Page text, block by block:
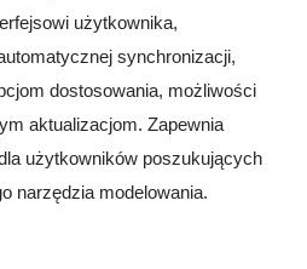
użytkownika,
synchronizacji,
dostosowania, możliwości
aktualizacjom. Zapewnia
użytkowników poszukujących
narzędzia modelowania.